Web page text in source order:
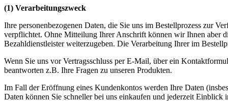
(1) Verarbeitungszweck
Ihre personenbezogenen Daten, die Sie uns im Bestellprozess zur
verpflichtet. Ohne Mitteilung Ihrer Anschrift können wir Ihnen aber
Bezahldienstleister weiterzugeben. Die Verarbeitung Ihrer im
Wenn Sie uns vor Vertragsschluss per E-Mail, über ein
beantworten z.B. Ihre Fragen zu unseren Produkten.
Im Fall der Eröffnung eines Kundenkontos werden Ihre Daten
Daten können Sie schneller bei uns einkaufen und jederzeit